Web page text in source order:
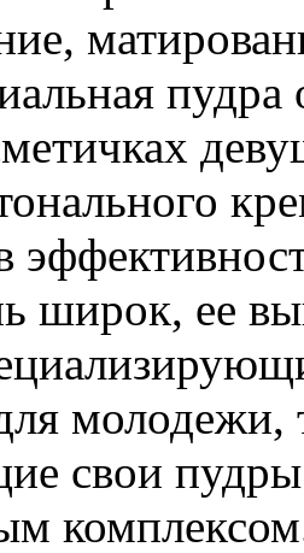
пудра
широк, ее
молодежи,
свои